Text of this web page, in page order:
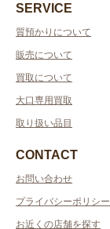
SERVICE
質預かりについて
販売について
買取について
大口専用買取
取り扱い品目
CONTACT
お問い合わせ
プライバシーポリシー
お近くの店舗を探す